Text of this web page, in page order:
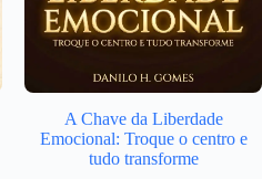
A Chave da Liberdade
Emocional: Troque o centro e
tudo transforme